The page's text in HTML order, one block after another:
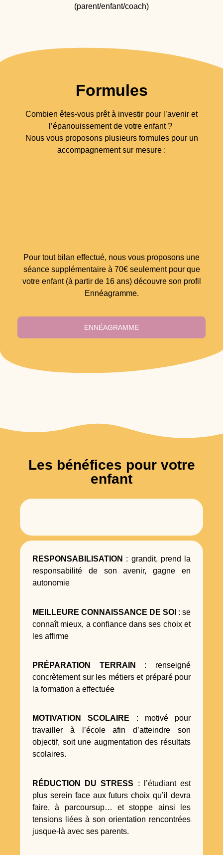
(parent/enfant/coach)
Formules
Combien êtes-vous prêt à investir pour l’avenir et
l’épanouissement de votre enfant ?
Nous vous proposons plusieurs formules pour un
accompagnement sur mesure :
Pour tout bilan effectué, nous vous proposons une
séance supplémentaire à 70€ seulement pour que
votre enfant (à partir de 16 ans) découvre son profil
Ennéagramme.
ENNÉAGRAMME
Les bénéfices pour votre
enfant
RESPONSABILISATION : grandit, prend la
responsabilité de son avenir, gagne en
autonomie
MEILLEURE CONNAISSANCE DE SOI : se
connaît mieux, a confiance dans ses choix et
les affirme
PRÉPARATION TERRAIN
: renseigné
concrètement sur les métiers et préparé pour
la formation a effectuée
MOTIVATION SCOLAIRE : motivé pour
travailler à l’école afin d’atteindre son
objectif, soit une augmentation des résultats
scolaires.
RÉDUCTION DU STRESS : l’étudiant est
plus serein face aux futurs choix qu’il devra
faire, à parcoursup… et stoppe ainsi les
tensions liées à son orientation rencontrées
jusque-là avec ses parents.